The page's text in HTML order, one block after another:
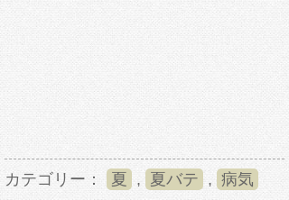
カテゴリー： 夏 , 夏バテ , 病気